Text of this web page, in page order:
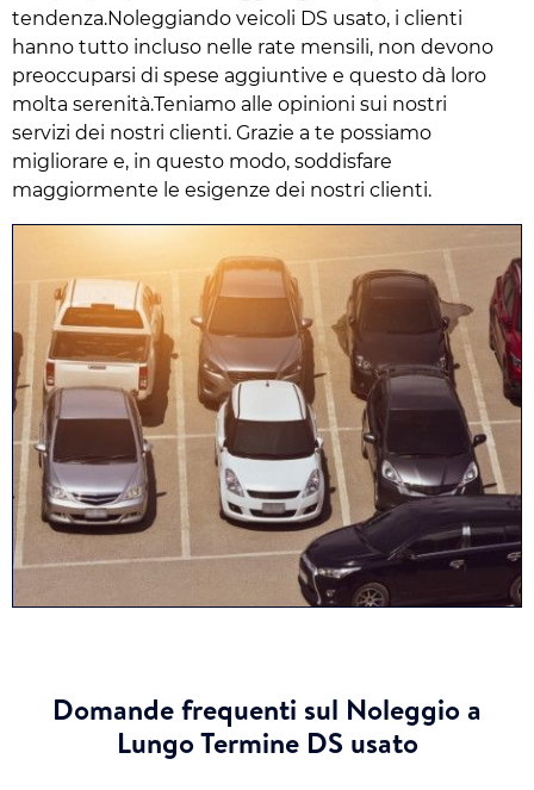
tendenza.Noleggiando veicoli DS usato, i clienti
hanno tutto incluso nelle rate mensili, non devono
preoccuparsi di spese aggiuntive e questo dà loro
molta serenità.Teniamo alle opinioni sui nostri
servizi dei nostri clienti. Grazie a te possiamo
migliorare e, in questo modo, soddisfare
maggiormente le esigenze dei nostri clienti.
Domande frequenti sul Noleggio a
Lungo Termine DS usato